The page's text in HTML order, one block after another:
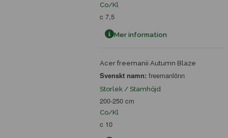
Co/Kl
c 7,5
Mer information
Acer freemanii Autumn Blaze
Svenskt namn: freemanlönn
Storlek / Stamhöjd
200-250 cm
Co/Kl
c 10